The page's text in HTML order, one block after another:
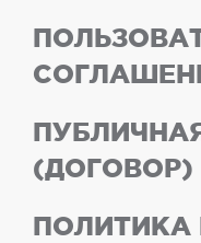
(ДОГОВОР)
ПОЛИТИКА